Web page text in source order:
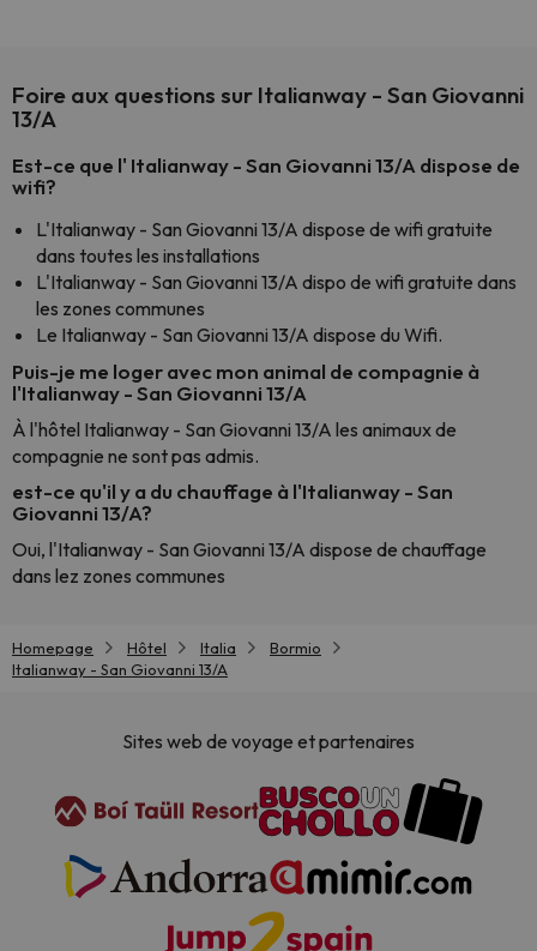
Foire aux questions sur Italianway - San Giovanni
13/A
Est-ce que l' Italianway - San Giovanni 13/A dispose de
wifi?
L'Italianway - San Giovanni 13/A dispose de wifi gratuite
dans toutes les installations
L'Italianway - San Giovanni 13/A dispo de wifi gratuite dans
les zones communes
Le Italianway - San Giovanni 13/A dispose du Wifi.
Puis-je me loger avec mon animal de compagnie à
l'Italianway - San Giovanni 13/A
À l'hôtel Italianway - San Giovanni 13/A les animaux de
compagnie ne sont pas admis.
est-ce qu'il y a du chauffage à l'Italianway - San
Giovanni 13/A?
Oui, l'Italianway - San Giovanni 13/A dispose de chauffage
dans lez zones communes
Homepage Hôtel Italia
Bormio
Italianway - San Giovanni 13/A
Sites web de voyage et partenaires